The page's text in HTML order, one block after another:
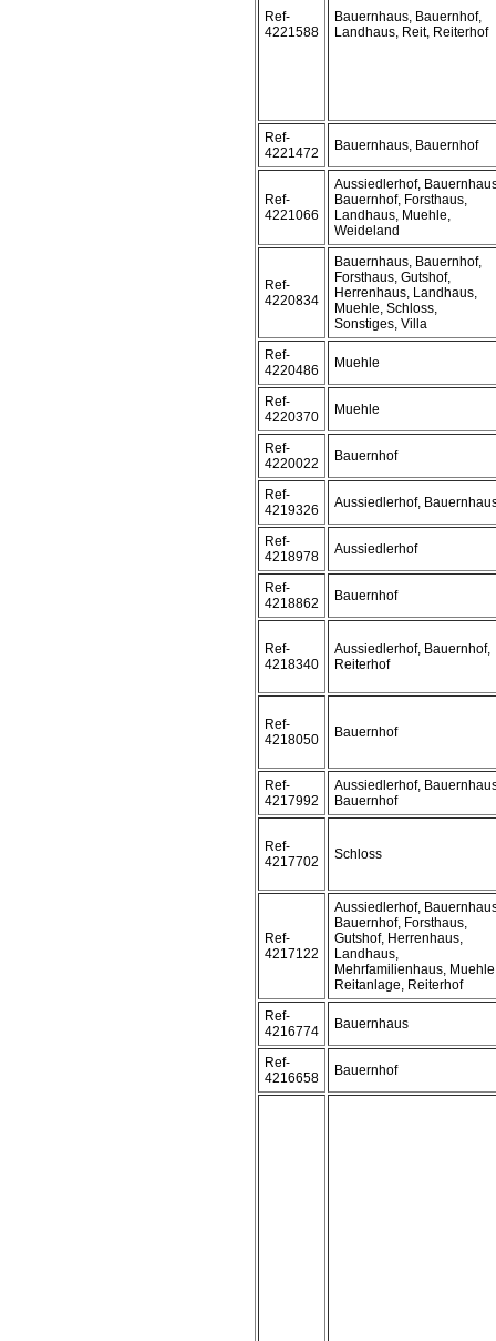
Ref-
4221588
Bauernhaus, Bauernhof,
Landhaus, Reit, Reiterhof
Ref-
4221472
Bauernhaus, Bauernhof
Ref-
4221066
Aussiedlerhof,
Bauernhof, Forsthaus,
Landhaus, Muehle,
Weideland
Ref-
4220834
Bauernhaus, Bauernhof,
Forsthaus, Gutshof,
Herrenhaus, Landhaus,
Muehle, Schloss,
Sonstiges, Villa
Ref-
4220486
Muehle
Ref-
4220370
Muehle
Ref-
4220022
Bauernhof
Ref-
4219326
Aussiedlerhof,
Ref-
4218978
Aussiedlerhof
Ref-
4218862
Bauernhof
Ref-
4218340
Aussiedlerhof, Bauernhof,
Reiterhof
Ref-
4218050
Bauernhof
Ref-
4217992
Aussiedlerhof,
Bauernhof
Ref-
4217702
Schloss
Ref-
4217122
Aussiedlerhof,
Bauernhof, Forsthaus,
Gutshof, Herrenhaus,
Landhaus,
Mehrfamilienhaus,
Reitanlage, Reiterhof
Ref-
4216774
Bauernhaus
Ref-
4216658
Bauernhof